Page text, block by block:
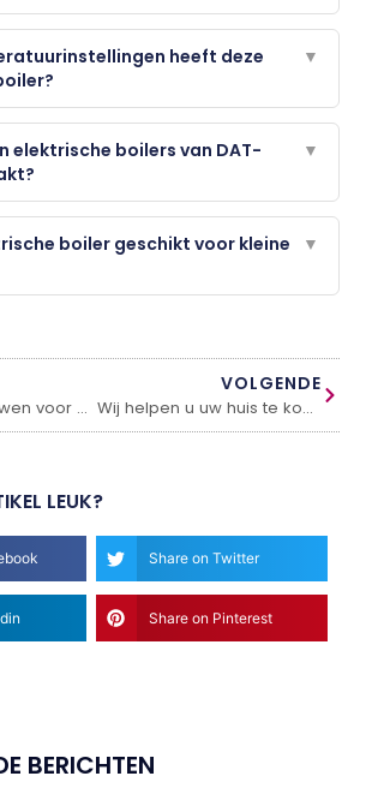
heeft deze
▼
elektrische boilers van DAT-
▼
boiler geschikt voor kleine
▼
Een huis verbouwen voor een nieuwe indeling
VOLGENDE
Wij helpen u uw huis te kopen in Borne
LEUK?
Share on Twitter
Share on Pinterest
BERICHTEN